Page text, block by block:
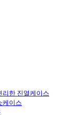
한 진열케이스
케이스